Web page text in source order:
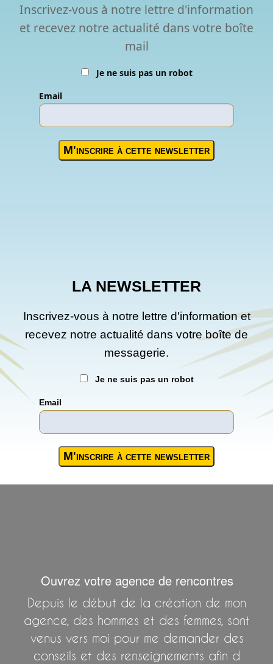
Inscrivez-vous à notre lettre d'information
et recevez notre actualité dans votre boîte
mail
Je ne suis pas un robot
Email
LA NEWSLETTER
Inscrivez-vous à notre lettre d'information et
recevez notre actualité dans votre boîte de
messagerie.
Je ne suis pas un robot
Email
Ouvrez votre agence de rencontres
Depuis le début de la création de mon
agence, des hommes et des femmes, sont
venus vers moi pour me demander des
conseils et des renseignements afin d